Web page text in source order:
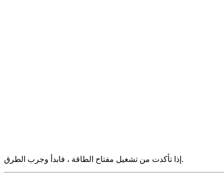
إذا تأكدت من تشغيل مفتاح الطاقة ، فابدأ وجرب الطرق.